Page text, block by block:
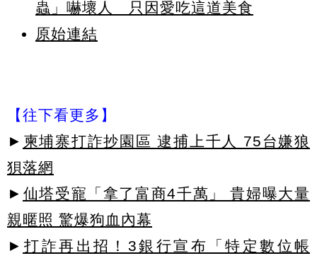
蟲」嚇壞人 只因愛吃這道美食
原始連結
【往下看更多】
► 柬埔寨打詐抄園區 逮捕上千人 75台嫌狼
狽落網
► 仙塔受寵「拿了富商4千萬」 貴婦曝大量
親暱照 驚爆狗血內幕
► 打詐再出招！3銀行宣布「特定數位帳